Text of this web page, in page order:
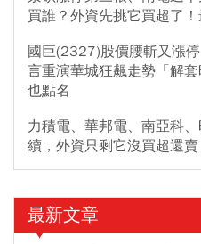
買誰？外資先挑它買超了
國巨(2327)股價腰斬又漲
言重演華城狂飆走勢「解
也點名
力積電、華邦電、南亞科
續，外資只剩它沒買超還
最新文章